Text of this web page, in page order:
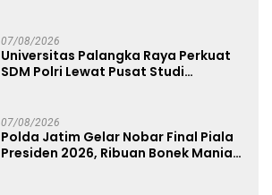
07/08/2026
Universitas Palangka Raya Perkuat
SDM Polri Lewat Pusat Studi
07/08/2026
Polda Jatim Gelar Nobar Final Piala
Presiden 2026, Ribuan Bonek Mania